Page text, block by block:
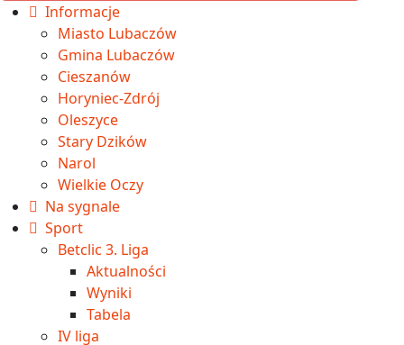
Informacje
Miasto Lubaczów
Gmina Lubaczów
Cieszanów
Horyniec-Zdrój
Oleszyce
Stary Dzików
Narol
Wielkie Oczy
Na sygnale
Sport
Betclic 3. Liga
Aktualności
Wyniki
Tabela
IV liga